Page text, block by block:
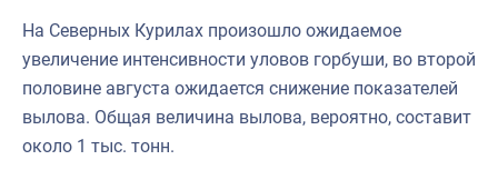
На Северных Курилах произошло ожидаемое
увеличение интенсивности уловов горбуши, во второй
половине августа ожидается снижение показателей
вылова. Общая величина вылова, вероятно, составит
около 1 тыс. тонн.